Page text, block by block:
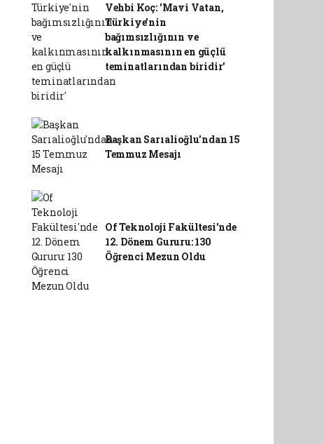
Vehbi Koç: 'Mavi Vatan,
Türkiye'nin
bağımsızlığının ve
kalkınmasının en güçlü
teminatlarından biridir'
Başkan Sarıalioğlu'ndan 15
Temmuz Mesajı
Of Teknoloji Fakültesi'nde
12. Dönem Gururu: 130
Öğrenci Mezun Oldu